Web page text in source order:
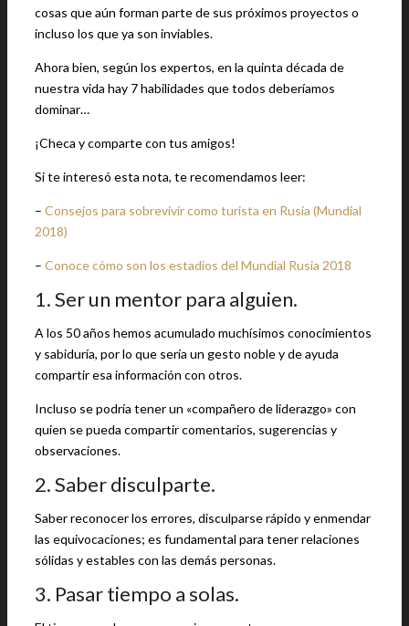
cosas que aún forman parte de sus próximos proyectos o
incluso los que ya son inviables.
Ahora bien, según los expertos, en la quinta década de
nuestra vida hay 7 habilidades que todos deberíamos
dominar…
¡Checa y comparte con tus amigos!
Si te interesó esta nota, te recomendamos leer:
– Consejos para sobrevivir como turista en Rusia (Mundial
2018)
– Conoce cómo son los estadios del Mundial Rusia 2018
1. Ser un mentor para alguien.
A los 50 años hemos acumulado muchísimos conocimientos
y sabiduría, por lo que sería un gesto noble y de ayuda
compartir esa información con otros.
Incluso se podría tener un «compañero de liderazgo» con
quien se pueda compartir comentarios, sugerencias y
observaciones.
2. Saber disculparte.
Saber reconocer los errores, disculparse rápido y enmendar
las equivocaciones; es fundamental para tener relaciones
sólidas y estables con las demás personas.
3. Pasar tiempo a solas.